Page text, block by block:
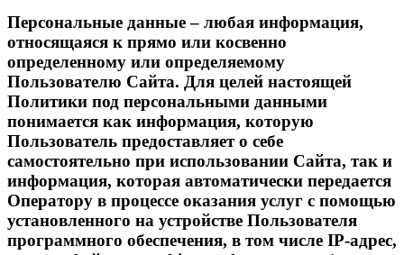
Персональные данные – любая информация,
относящаяся к прямо или косвенно
определенному или определяемому
Пользователю Сайта. Для целей настоящей
Политики под персональными данными
понимается как информация, которую
Пользователь предоставляет о себе
самостоятельно при использовании Сайта, так и
информация, которая автоматически передается
Оператору в процессе оказания услуг с помощью
установленного на устройстве Пользователя
программного обеспечения, в том числе IP-адрес,